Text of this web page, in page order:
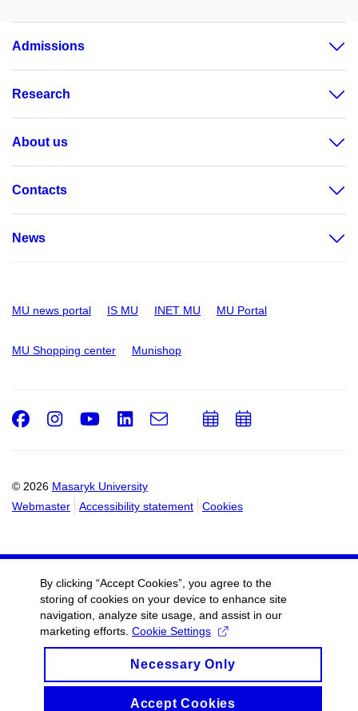
Admissions
Research
About us
Contacts
News
MU news portal IS MU INET MU MU Portal
MU Shopping center Munishop
© 2026 Masaryk University
Webmaster
Accessibility statement Cookies
Facebook
Instagram
Youtube
LinkedIn
e-
AddAdd
By clicking “Accept Cookies”, you agree to the
storing of cookies on your device to enhance site
navigation, analyze site usage, and assist in our
marketing efforts. Cookie Settings
Necessary Only
Accept Cookies